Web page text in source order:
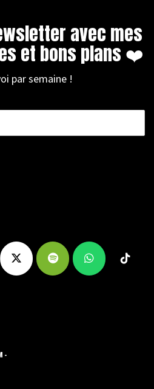
avec mes
et bons plans ❤️
par semaine !
-